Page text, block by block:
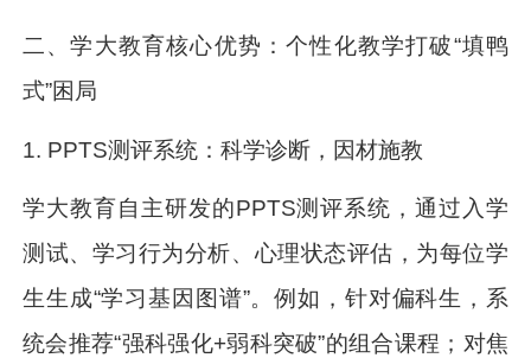
二、学大教育核心优势：个性化教学打破“填鸭
式”困局
1. PPTS测评系统：科学诊断，因材施教
学大教育自主研发的PPTS测评系统，通过入学
测试、学习行为分析、心理状态评估，为每位学
生生成“学习基因图谱”。例如，针对偏科生，系
统会推荐“强科强化+弱科突破”的组合课程；对焦